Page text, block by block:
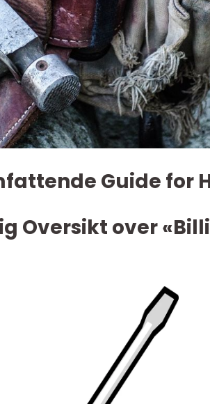
Guide for
Oversikt over